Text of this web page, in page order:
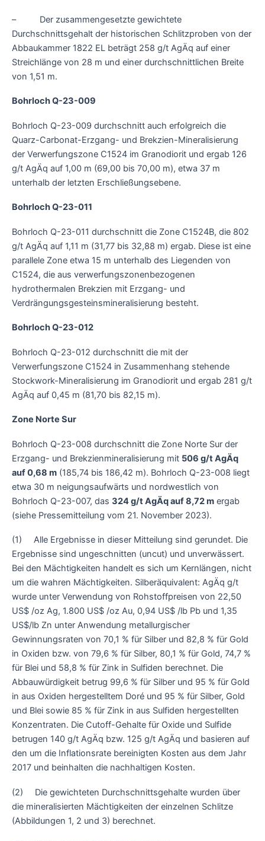
– Der zusammengesetzte gewichtete
Durchschnittsgehalt der historischen Schlitzproben von der
Abbaukammer 1822 EL beträgt 258 g/t AgÄq auf einer
Streichlänge von 28 m und einer durchschnittlichen Breite
von 1,51 m.
Bohrloch Q-23-009
Bohrloch Q-23-009 durchschnitt auch erfolgreich die
Quarz-Carbonat-Erzgang- und Brekzien-Mineralisierung
der Verwerfungszone C1524 im Granodiorit und ergab 126
g/t AgÄq auf 1,00 m (69,00 bis 70,00 m), etwa 37 m
unterhalb der letzten Erschließungsebene.
Bohrloch Q-23-011
Bohrloch Q-23-011 durchschnitt die Zone C1524B, die 802
g/t AgÄq auf 1,11 m (31,77 bis 32,88 m) ergab. Diese ist eine
parallele Zone etwa 15 m unterhalb des Liegenden von
C1524, die aus verwerfungszonenbezogenen
hydrothermalen Brekzien mit Erzgang- und
Verdrängungsgesteinsmineralisierung besteht.
Bohrloch Q-23-012
Bohrloch Q-23-012 durchschnitt die mit der
Verwerfungszone C1524 in Zusammenhang stehende
Stockwork-Mineralisierung im Granodiorit und ergab 281 g/t
AgÄq auf 0,45 m (81,70 bis 82,15 m).
Zone Norte Sur
Bohrloch Q-23-008 durchschnitt die Zone Norte Sur der
Erzgang- und Brekzienmineralisierung mit 506 g/t AgÄq
auf 0,68 m (185,74 bis 186,42 m). Bohrloch Q-23-008 liegt
etwa 30 m neigungsaufwärts und nordwestlich von
Bohrloch Q-23-007, das 324 g/t AgÄq auf 8,72 m ergab
(siehe Pressemitteilung vom 21. November 2023).
(1) Alle Ergebnisse in dieser Mitteilung sind gerundet. Die
Ergebnisse sind ungeschnitten (uncut) und unverwässert.
Bei den Mächtigkeiten handelt es sich um Kernlängen, nicht
um die wahren Mächtigkeiten. Silberäquivalent: AgÄq g/t
wurde unter Verwendung von Rohstoffpreisen von 22,50
US$ /oz Ag, 1.800 US$ /oz Au, 0,94 US$ /lb Pb und 1,35
US$/lb Zn unter Anwendung metallurgischer
Gewinnungsraten von 70,1 % für Silber und 82,8 % für Gold
in Oxiden bzw. von 79,6 % für Silber, 80,1 % für Gold, 74,7 %
für Blei und 58,8 % für Zink in Sulfiden berechnet. Die
Abbauwürdigkeit betrug 99,6 % für Silber und 95 % für Gold
in aus Oxiden hergestelltem Doré und 95 % für Silber, Gold
und Blei sowie 85 % für Zink in aus Sulfiden hergestellten
Konzentraten. Die Cutoff-Gehalte für Oxide und Sulfide
betrugen 140 g/t AgÄq bzw. 125 g/t AgÄq und basieren auf
den um die Inflationsrate bereinigten Kosten aus dem Jahr
2017 und beinhalten die nachhaltigen Kosten.
(2) Die gewichteten Durchschnittsgehalte wurden über
die mineralisierten Mächtigkeiten der einzelnen Schlitze
(Abbildungen 1, 2 und 3) berechnet.